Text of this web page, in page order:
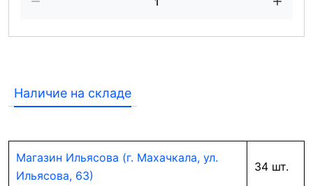
Наличие на складе
Магазин Ильясова (г. Махачкала, ул.
Ильясова, 63)
34 шт.